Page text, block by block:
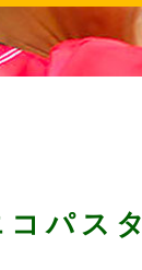
コパス